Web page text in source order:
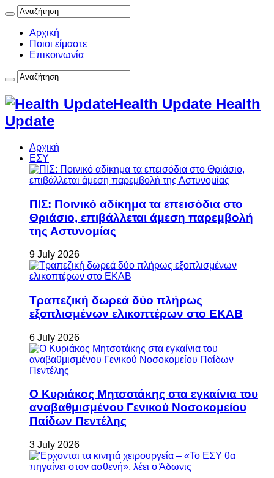
Αρχική
Ποιοι είμαστε
Επικοινωνία
Health Update Health
Update
Αρχική
ΕΣΥ
ΠΙΣ: Ποινικό αδίκημα τα επεισόδια στο
Θριάσιο, επιβάλλεται άμεση παρεμβολή
της Αστυνομίας
9 July 2026
Τραπεζική δωρεά δύο πλήρως
εξοπλισμένων ελικοπτέρων στο ΕΚΑΒ
6 July 2026
Ο Κυριάκος Μητσοτάκης στα εγκαίνια του
αναβαθμισμένου Γενικού Νοσοκομείου
Παίδων Πεντέλης
3 July 2026